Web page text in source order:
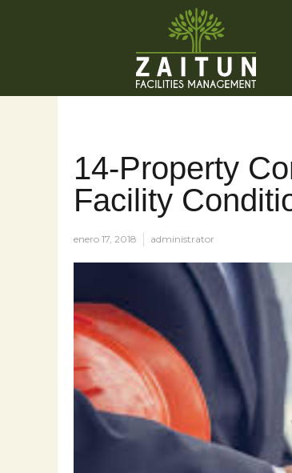
14-Property
Facility
enero 17, 2018 administrator